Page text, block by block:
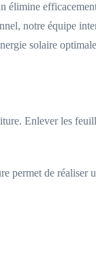
élimine
notre équipe
solaire
Enlever les
permet de réaliser